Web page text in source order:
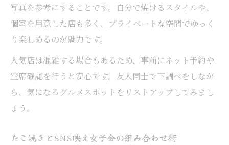
写真を参考にすることです。自分で焼けるスタイルや、
個室を用意した店も多く、プライベートな空間でゆっく
り楽しめるのが魅力です。
人気店は混雑する場合もあるため、事前にネット予約や
空席確認を行うと安心です。友人同士で下調べをしなが
ら、気になるグルメスポットをリストアップしてみまし
ょう。
たこ焼きとSNS映え女子会の組み合わせ術